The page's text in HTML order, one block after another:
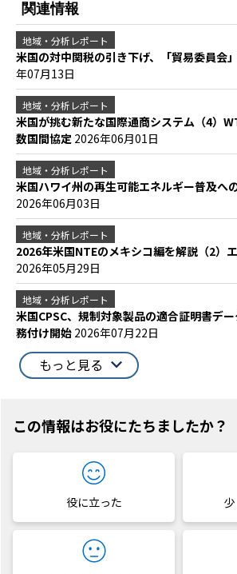
関連情報
地域・分析レポート
米国の対中関税の引き下げ、「貿易委員会
年07月13日
地域・分析レポート
米国が挑む新たな国際通商システム（4）
数国間協定 2026年06月01日
地域・分析レポート
米国ハワイ州の再生可能エネルギー普及へ
2026年06月03日
地域・分析レポート
2026年米国NTEのメキシコ編を解説（2）
2026年05月29日
地域・分析レポート
米国CPSC、規制対象製品の適合証明書デ
務付け開始 2026年07月22日
もっと見る
この情報はお役にたちましたか？
役に立った